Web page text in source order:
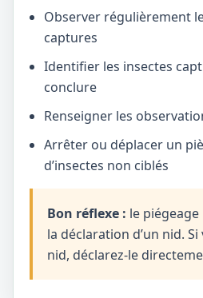
Observer régulièrement
captures
Identifier les insectes
conclure
Renseigner les
Arrêter ou déplacer un
d’insectes non ciblés
Bon réflexe : le
la déclaration d’un nid.
nid, déclarez-le